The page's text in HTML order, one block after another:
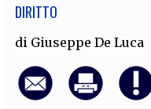
DIRITTO
di Giuseppe De Luca